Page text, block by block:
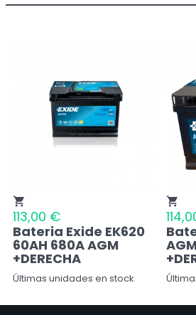
shopping_cart
113,00 €
Bateria Exide EK620
60AH 680A AGM
+DERECHA
Últimas unidades en stock
shopping_cart